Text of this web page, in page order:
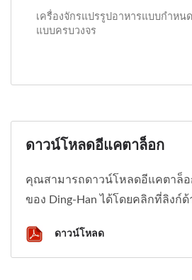
เครื่องจักรแปรรูปอาหารแบบกำหน
แบบครบวงจร
ดาวน์โหลดอีแคตาล็อก
คุณสามารถดาวน์โหลดอีแคตาล็
ของ Ding-Han ได้โดยคลิกที่ลิงก์ด้
ดาวน์โหลด